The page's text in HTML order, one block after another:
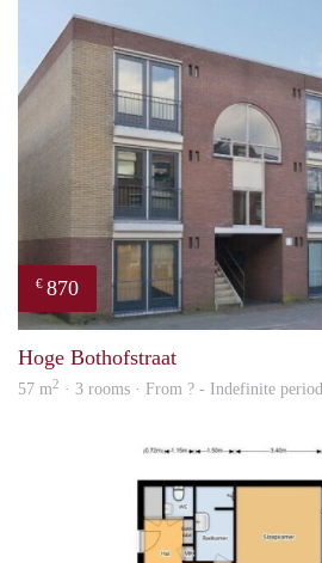
€ 870
Hoge Bothofstraat
57 m2 · 3 rooms · From ? - Indefinite period